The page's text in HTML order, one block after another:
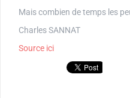
Mais combien de temps les
Charles SANNAT
Source ici